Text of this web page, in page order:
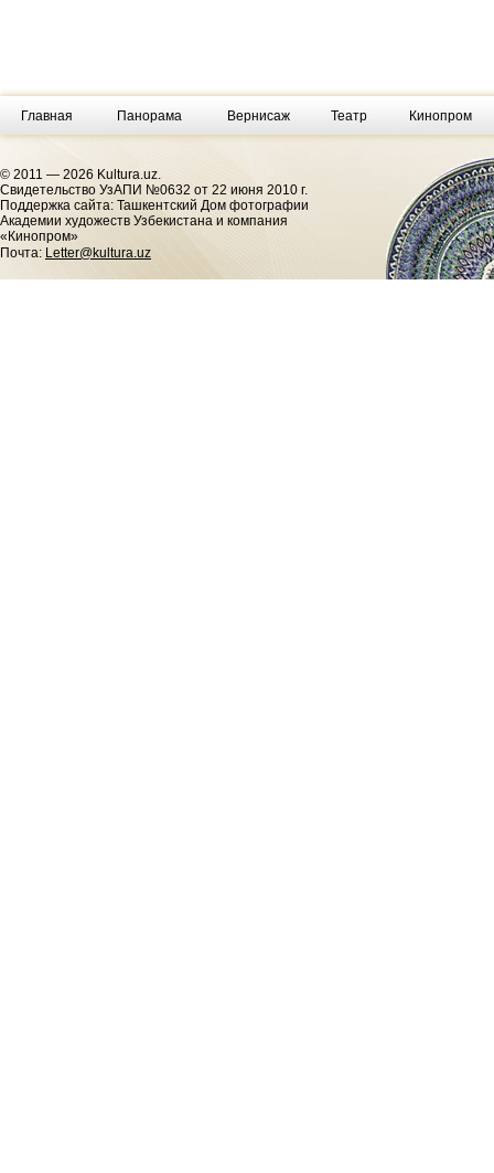
Главная Панорама Вернисаж Театр Кинопром
© 2011 — 2026 Kultura.uz.
Cвидетельство УзАПИ №0632 от 22 июня 2010 г.
Поддержка сайта: Ташкентский Дом фотографии
Академии художеств Узбекистана и компания
«Кинопром»
Почта: Letter@kultura.uz